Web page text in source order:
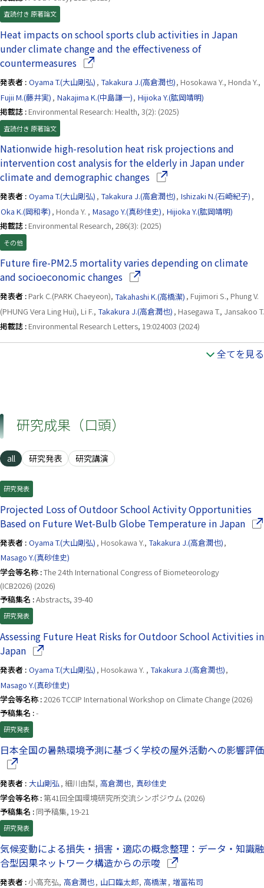
査読付き 原著論文
Heat impacts on school sports club activities in Japan
under climate change and the effectiveness of
countermeasures（別ウインドウで開きます）
発表者 : Oyama T.(大山剛弘) , Takakura J.(高倉潤也), Hosokawa Y., Honda Y.,
Fujii M.(藤井実) , Nakajima K.(中島謙一), Hijioka Y.(肱岡靖明)
掲載誌 : Environmental Research: Health, 3(2): (2025)
査読付き 原著論文
Nationwide high-resolution heat risk projections and
intervention cost analysis for the elderly in Japan under
climate and demographic changes（別ウインドウで開きま
発表者 : Oyama T.(大山剛弘) , Takakura J.(高倉潤也), Ishizaki N.(石崎紀子) ,
Oka K.(岡和孝) , Honda Y. , Masago Y.(真砂佳史), Hijioka Y.(肱岡靖明)
掲載誌 : Environmental Research, 286(3): (2025)
その他
Future fire-PM2.5 mortality varies depending on climate
and socioeconomic changes（別ウインドウで開きます）
発表者 : Park C.(PARK Chaeyeon), Takahashi K.(高橋潔) , Fujimori S., Phung V.
(PHUNG Vera Ling Hui), Li F., Takakura J.(高倉潤也) , Hasegawa T., Jansakoo T.
掲載誌 : Environmental Research Letters, 19:024003 (2024)
全てを見る
研究成果（口頭）
all 研究発表 研究講演
研究発表
Projected Loss of Outdoor School Activity Opportunities
Based on Future Wet-Bulb Globe Temperature in Japan（
発表者 : Oyama T.(大山剛弘) , Hosokawa Y., Takakura J.(高倉潤也),
Masago Y.(真砂佳史)
学会等名称 :The 24th International Congress of Biometeorology
(ICB2026) (2026)
予稿集名 :Abstracts, 39-40
研究発表
Assessing Future Heat Risks for Outdoor School Activities in
Japan（別ウインドウで開きます）
発表者 : Oyama T.(大山剛弘) , Hosokawa Y. , Takakura J.(高倉潤也),
Masago Y.(真砂佳史)
学会等名称 :2026 TCCIP International Workshop on Climate Change (2026)
予稿集名 :-
研究発表
日本全国の暑熱環境予測に基づく学校の屋外活動への影響評価
発表者 : 大山剛弘, 細川由梨, 高倉潤也, 真砂佳史
学会等名称 :第41回全国環境研究所交流シンポジウム (2026)
予稿集名 : 同予稿集, 19-21
研究発表
気候変動による損失・損害・適応の概念整理：データ・知識融
合型因果ネットワーク構造からの示唆（別ウインドウで開き
発表者 :小高充弘, 高倉潤也, 山口臨太郎, 高橋潔 , 増冨祐司